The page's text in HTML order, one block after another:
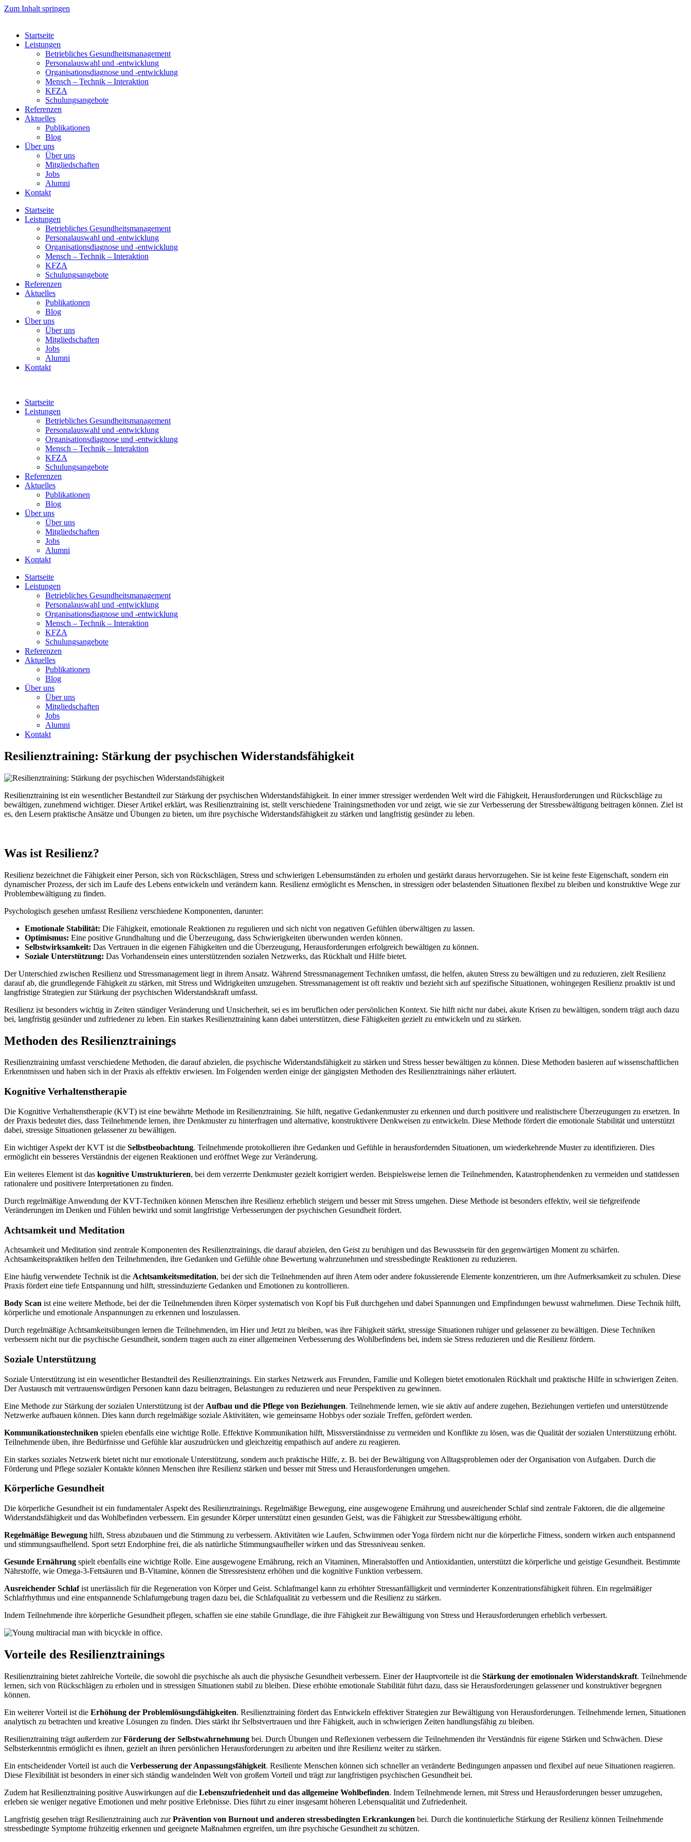
Zum Inhalt springen
Startseite
Leistungen
Betriebliches Gesundheitsmanagement
Personalauswahl und -entwicklung
Organisationsdiagnose und -entwicklung
Mensch – Technik – Interaktion
KFZA
Schulungsangebote
Referenzen
Aktuelles
Publikationen
Blog
Über uns
Über uns
Mitgliedschaften
Jobs
Alumni
Kontakt
Startseite
Leistungen
Betriebliches Gesundheitsmanagement
Personalauswahl und -entwicklung
Organisationsdiagnose und -entwicklung
Mensch – Technik – Interaktion
KFZA
Schulungsangebote
Referenzen
Aktuelles
Publikationen
Blog
Über uns
Über uns
Mitgliedschaften
Jobs
Alumni
Kontakt
Startseite
Leistungen
Betriebliches Gesundheitsmanagement
Personalauswahl und -entwicklung
Organisationsdiagnose und -entwicklung
Mensch – Technik – Interaktion
KFZA
Schulungsangebote
Referenzen
Aktuelles
Publikationen
Blog
Über uns
Über uns
Mitgliedschaften
Jobs
Alumni
Kontakt
Startseite
Leistungen
Betriebliches Gesundheitsmanagement
Personalauswahl und -entwicklung
Organisationsdiagnose und -entwicklung
Mensch – Technik – Interaktion
KFZA
Schulungsangebote
Referenzen
Aktuelles
Publikationen
Blog
Über uns
Über uns
Mitgliedschaften
Jobs
Alumni
Kontakt
Resilienztraining: Stärkung der psychischen Widerstandsfähigkeit
Resilienztraining ist ein wesentlicher Bestandteil zur Stärkung der psychischen Widerstandsfähigkeit. In einer immer stressiger werdenden Welt wird die Fähigkeit, Herausforderungen und Rückschläge zu
bewältigen, zunehmend wichtiger. Dieser Artikel erklärt, was Resilienztraining ist, stellt verschiedene Trainingsmethoden vor und zeigt, wie sie zur Verbesserung der Stressbewältigung beitragen können. Ziel ist
es, den Lesern praktische Ansätze und Übungen zu bieten, um ihre psychische Widerstandsfähigkeit zu stärken und langfristig gesünder zu leben.
Was ist Resilienz?
Resilienz bezeichnet die Fähigkeit einer Person, sich von Rückschlägen, Stress und schwierigen Lebensumständen zu erholen und gestärkt daraus hervorzugehen. Sie ist keine feste Eigenschaft, sondern ein
dynamischer Prozess, der sich im Laufe des Lebens entwickeln und verändern kann. Resilienz ermöglicht es Menschen, in stressigen oder belastenden Situationen flexibel zu bleiben und konstruktive Wege zur
Problembewältigung zu finden.
Psychologisch gesehen umfasst Resilienz verschiedene Komponenten, darunter:
Emotionale Stabilität: Die Fähigkeit, emotionale Reaktionen zu regulieren und sich nicht von negativen Gefühlen überwältigen zu lassen.
Optimismus: Eine positive Grundhaltung und die Überzeugung, dass Schwierigkeiten überwunden werden können.
Selbstwirksamkeit: Das Vertrauen in die eigenen Fähigkeiten und die Überzeugung, Herausforderungen erfolgreich bewältigen zu können.
Soziale Unterstützung: Das Vorhandensein eines unterstützenden sozialen Netzwerks, das Rückhalt und Hilfe bietet.
Der Unterschied zwischen Resilienz und Stressmanagement liegt in ihrem Ansatz. Während Stressmanagement Techniken umfasst, die helfen, akuten Stress zu bewältigen und zu reduzieren, zielt Resilienz
darauf ab, die grundlegende Fähigkeit zu stärken, mit Stress und Widrigkeiten umzugehen. Stressmanagement ist oft reaktiv und bezieht sich auf spezifische Situationen, wohingegen Resilienz proaktiv ist und
langfristige Strategien zur Stärkung der psychischen Widerstandskraft umfasst.
Resilienz ist besonders wichtig in Zeiten ständiger Veränderung und Unsicherheit, sei es im beruflichen oder persönlichen Kontext. Sie hilft nicht nur dabei, akute Krisen zu bewältigen, sondern trägt auch dazu
bei, langfristig gesünder und zufriedener zu leben. Ein starkes Resilienztraining kann dabei unterstützen, diese Fähigkeiten gezielt zu entwickeln und zu stärken.
Methoden des Resilienztrainings
Resilienztraining umfasst verschiedene Methoden, die darauf abzielen, die psychische Widerstandsfähigkeit zu stärken und Stress besser bewältigen zu können. Diese Methoden basieren auf wissenschaftlichen
Erkenntnissen und haben sich in der Praxis als effektiv erwiesen. Im Folgenden werden einige der gängigsten Methoden des Resilienztrainings näher erläutert.
Kognitive Verhaltenstherapie
Die Kognitive Verhaltenstherapie (KVT) ist eine bewährte Methode im Resilienztraining. Sie hilft, negative Gedankenmuster zu erkennen und durch positivere und realistischere Überzeugungen zu ersetzen. In
der Praxis bedeutet dies, dass Teilnehmende lernen, ihre Denkmuster zu hinterfragen und alternative, konstruktivere Denkweisen zu entwickeln. Diese Methode fördert die emotionale Stabilität und unterstützt
dabei, stressige Situationen gelassener zu bewältigen.
Ein wichtiger Aspekt der KVT ist die Selbstbeobachtung. Teilnehmende protokollieren ihre Gedanken und Gefühle in herausfordernden Situationen, um wiederkehrende Muster zu identifizieren. Dies
ermöglicht ein besseres Verständnis der eigenen Reaktionen und eröffnet Wege zur Veränderung.
Ein weiteres Element ist das kognitive Umstrukturieren, bei dem verzerrte Denkmuster gezielt korrigiert werden. Beispielsweise lernen die Teilnehmenden, Katastrophendenken zu vermeiden und stattdessen
rationalere und positivere Interpretationen zu finden.
Durch regelmäßige Anwendung der KVT-Techniken können Menschen ihre Resilienz erheblich steigern und besser mit Stress umgehen. Diese Methode ist besonders effektiv, weil sie tiefgreifende
Veränderungen im Denken und Fühlen bewirkt und somit langfristige Verbesserungen der psychischen Gesundheit fördert.
Achtsamkeit und Meditation
Achtsamkeit und Meditation sind zentrale Komponenten des Resilienztrainings, die darauf abzielen, den Geist zu beruhigen und das Bewusstsein für den gegenwärtigen Moment zu schärfen.
Achtsamkeitspraktiken helfen den Teilnehmenden, ihre Gedanken und Gefühle ohne Bewertung wahrzunehmen und stressbedingte Reaktionen zu reduzieren.
Eine häufig verwendete Technik ist die Achtsamkeitsmeditation, bei der sich die Teilnehmenden auf ihren Atem oder andere fokussierende Elemente konzentrieren, um ihre Aufmerksamkeit zu schulen. Diese
Praxis fördert eine tiefe Entspannung und hilft, stressinduzierte Gedanken und Emotionen zu kontrollieren.
Body Scan ist eine weitere Methode, bei der die Teilnehmenden ihren Körper systematisch von Kopf bis Fuß durchgehen und dabei Spannungen und Empfindungen bewusst wahrnehmen. Diese Technik hilft,
körperliche und emotionale Anspannungen zu erkennen und loszulassen.
Durch regelmäßige Achtsamkeitsübungen lernen die Teilnehmenden, im Hier und Jetzt zu bleiben, was ihre Fähigkeit stärkt, stressige Situationen ruhiger und gelassener zu bewältigen. Diese Techniken
verbessern nicht nur die psychische Gesundheit, sondern tragen auch zu einer allgemeinen Verbesserung des Wohlbefindens bei, indem sie Stress reduzieren und die Resilienz fördern.
Soziale Unterstützung
Soziale Unterstützung ist ein wesentlicher Bestandteil des Resilienztrainings. Ein starkes Netzwerk aus Freunden, Familie und Kollegen bietet emotionalen Rückhalt und praktische Hilfe in schwierigen Zeiten.
Der Austausch mit vertrauenswürdigen Personen kann dazu beitragen, Belastungen zu reduzieren und neue Perspektiven zu gewinnen.
Eine Methode zur Stärkung der sozialen Unterstützung ist der Aufbau und die Pflege von Beziehungen. Teilnehmende lernen, wie sie aktiv auf andere zugehen, Beziehungen vertiefen und unterstützende
Netzwerke aufbauen können. Dies kann durch regelmäßige soziale Aktivitäten, wie gemeinsame Hobbys oder soziale Treffen, gefördert werden.
Kommunikationstechniken spielen ebenfalls eine wichtige Rolle. Effektive Kommunikation hilft, Missverständnisse zu vermeiden und Konflikte zu lösen, was die Qualität der sozialen Unterstützung erhöht.
Teilnehmende üben, ihre Bedürfnisse und Gefühle klar auszudrücken und gleichzeitig empathisch auf andere zu reagieren.
Ein starkes soziales Netzwerk bietet nicht nur emotionale Unterstützung, sondern auch praktische Hilfe, z. B. bei der Bewältigung von Alltagsproblemen oder der Organisation von Aufgaben. Durch die
Förderung und Pflege sozialer Kontakte können Menschen ihre Resilienz stärken und besser mit Stress und Herausforderungen umgehen.
Körperliche Gesundheit
Die körperliche Gesundheit ist ein fundamentaler Aspekt des Resilienztrainings. Regelmäßige Bewegung, eine ausgewogene Ernährung und ausreichender Schlaf sind zentrale Faktoren, die die allgemeine
Widerstandsfähigkeit und das Wohlbefinden verbessern. Ein gesunder Körper unterstützt einen gesunden Geist, was die Fähigkeit zur Stressbewältigung erhöht.
Regelmäßige Bewegung hilft, Stress abzubauen und die Stimmung zu verbessern. Aktivitäten wie Laufen, Schwimmen oder Yoga fördern nicht nur die körperliche Fitness, sondern wirken auch entspannend
und stimmungsaufhellend. Sport setzt Endorphine frei, die als natürliche Stimmungsaufheller wirken und das Stressniveau senken.
Gesunde Ernährung spielt ebenfalls eine wichtige Rolle. Eine ausgewogene Ernährung, reich an Vitaminen, Mineralstoffen und Antioxidantien, unterstützt die körperliche und geistige Gesundheit. Bestimmte
Nährstoffe, wie Omega-3-Fettsäuren und B-Vitamine, können die Stressresistenz erhöhen und die kognitive Funktion verbessern.
Ausreichender Schlafist unerlässlich für die Regeneration von Körper und Geist. Schlafmangel kann zu erhöhter Stressanfälligkeit und verminderter Konzentrationsfähigkeit führen. Ein regelmäßiger
Schlafrhythmus und eine entspannende Schlafumgebung tragen dazu bei, die Schlafqualität zu verbessern und die Resilienz zu stärken.
Indem Teilnehmende ihre körperliche Gesundheit pflegen, schaffen sie eine stabile Grundlage, die ihre Fähigkeit zur Bewältigung von Stress und Herausforderungen erheblich verbessert.
Vorteile des Resilienztrainings
Resilienztraining bietet zahlreiche Vorteile, die sowohl die psychische als auch die physische Gesundheit verbessern. Einer der Hauptvorteile ist die Stärkung der emotionalen Widerstandskraft. Teilnehmende
lernen, sich von Rückschlägen zu erholen und in stressigen Situationen stabil zu bleiben. Diese erhöhte emotionale Stabilität führt dazu, dass sie Herausforderungen gelassener und konstruktiver begegnen
können.
Ein weiterer Vorteil ist die Erhöhung der Problemlösungsfähigkeiten. Resilienztraining fördert das Entwickeln effektiver Strategien zur Bewältigung von Herausforderungen. Teilnehmende lernen, Situationen
analytisch zu betrachten und kreative Lösungen zu finden. Dies stärkt ihr Selbstvertrauen und ihre Fähigkeit, auch in schwierigen Zeiten handlungsfähig zu bleiben.
Resilienztraining trägt außerdem zurFörderung der Selbstwahrnehmung bei. Durch Übungen und Reflexionen verbessern die Teilnehmenden ihr Verständnis für eigene Stärken und Schwächen. Diese
Selbsterkenntnis ermöglicht es ihnen, gezielt an ihren persönlichen Herausforderungen zu arbeiten und ihre Resilienz weiter zu stärken.
Ein entscheidender Vorteil ist auch die Verbesserung der Anpassungsfähigkeit. Resiliente Menschen können sich schneller an veränderte Bedingungen anpassen und flexibel auf neue Situationen reagieren.
Diese Flexibilität ist besonders in einer sich ständig wandelnden Welt von großem Vorteil und trägt zur langfristigen psychischen Gesundheit bei.
Zudem hat Resilienztraining positive Auswirkungen auf die Lebenszufriedenheit und das allgemeine Wohlbefinden. Indem Teilnehmende lernen, mit Stress und Herausforderungen besser umzugehen,
erleben sie weniger negative Emotionen und mehr positive Erlebnisse. Dies führt zu einer insgesamt höheren Lebensqualität und Zufriedenheit.
Langfristig gesehen trägt Resilienztraining auch zurPrävention von Burnout und anderen stressbedingten Erkrankungen bei. Durch die kontinuierliche Stärkung der Resilienz können Teilnehmende
stressbedingte Symptome frühzeitig erkennen und geeignete Maßnahmen ergreifen, um ihre psychische Gesundheit zu schützen.